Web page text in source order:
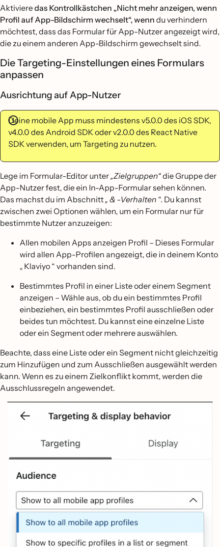
Aktivieredas Kontrollkästchen „Nicht mehr anzeigen, wenn
Profil auf App-Bildschirm wechselt“, wenn du verhindern
möchtest, dass das Formular für App-Nutzer angezeigt wird,
die zu einem anderen App-Bildschirm gewechselt sind.
Die Targeting-Einstellungen eines Formulars
anpassen
Ausrichtung auf App-Nutzer
Deine mobile App muss mindestens v5.0.0 des iOS SDK,
v4.0.0 des Android SDK oder v2.0.0 des React Native
SDK verwenden, um Targeting zu nutzen.
Lege im Formular-Editor unter„Zielgruppen“die Gruppe der
App-Nutzer fest, die ein In-App-Formular sehen können.
Das machst du im Abschnitt„ & -Verhalten “. Du kannst
zwischen zwei Optionen wählen, um ein Formular nur für
bestimmte Nutzer anzuzeigen:
Allen mobilen Apps anzeigen Profil – Dieses Formular
wird allen App-Profilen angezeigt, die in deinem Konto
„ Klaviyo “ vorhanden sind.
Bestimmtes Profil in einer Liste oder einem Segment
anzeigen – Wähle aus, ob du ein bestimmtes Profil
einbeziehen, ein bestimmtes Profil ausschließen oder
beides tun möchtest. Du kannst eine einzelne Liste
oder ein Segment oder mehrere auswählen.
Beachte, dass eine Liste oder ein Segment nicht gleichzeitig
zum Hinzufügen und zum Ausschließen ausgewählt werden
kann. Wenn es zu einem Zielkonflikt kommt, werden die
Ausschlussregeln angewendet.